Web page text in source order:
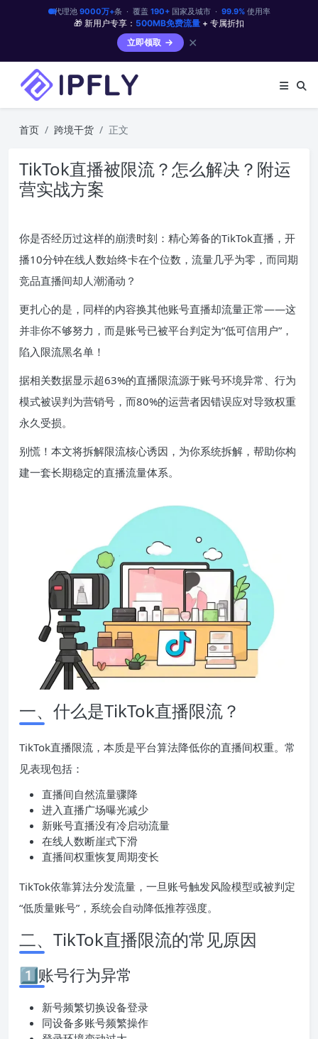
代理池 9000万+条 · 覆盖 190+国家及城市 · 99.9%使用率
🎁 新用户专享： 500MB免费流量 + 专属折扣
立即领取
✕
首页 跨境干货 正文
TikTok直播被限流？怎么解决？附运
营实战方案
你是否经历过这样的崩溃时刻：精心筹备的TikTok直播，开
播10分钟在线人数始终卡在个位数，流量几乎为零，而同期
竞品直播间却人潮涌动？
更扎心的是，同样的内容换其他账号直播却流量正常——这
并非你不够努力，而是账号已被平台判定为“低可信用户”，
陷入限流黑名单！
据相关数据显示超63%的直播限流源于账号环境异常、行为
模式被误判为营销号，而80%的运营者因错误应对导致权重
永久受损。
别慌！本文将拆解限流核心诱因，为你系统拆解，帮助你构
建一套长期稳定的直播流量体系。
一、什么是TikTok直播限流？
TikTok直播限流，本质是平台算法降低你的直播间权重。常
见表现包括：
直播间自然流量骤降
进入直播广场曝光减少
新账号直播没有冷启动流量
在线人数断崖式下滑
直播间权重恢复周期变长
TikTok依靠算法分发流量，一旦账号触发风险模型或被判定
“低质量账号”，系统会自动降低推荐强度。
二、TikTok直播限流的常见原因
1️⃣账号行为异常
新号频繁切换设备登录
同设备多账号频繁操作